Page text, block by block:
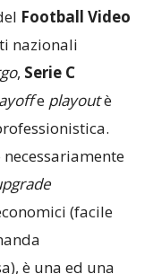
Football Video
nazionali
, Serie C
e playoutè
(facile
è una ed una